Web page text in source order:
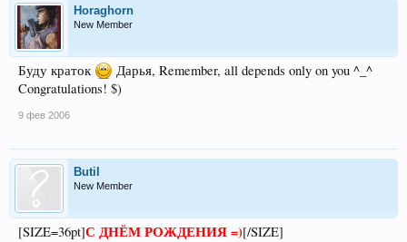
Horaghorn
New Member
Буду краток
Дарья, Remember, all depends only on you ^_^
Congratulations! $)
9 фев 2006
Butil
New Member
[SIZE=36pt]С ДНЁМ РОЖДЕНИЯ =)[/SIZE]